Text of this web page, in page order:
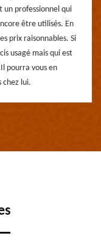
un professionnel qui
être utilisés. En
prix raisonnables. Si
usagé mais qui est
pourra vous en
chez lui.